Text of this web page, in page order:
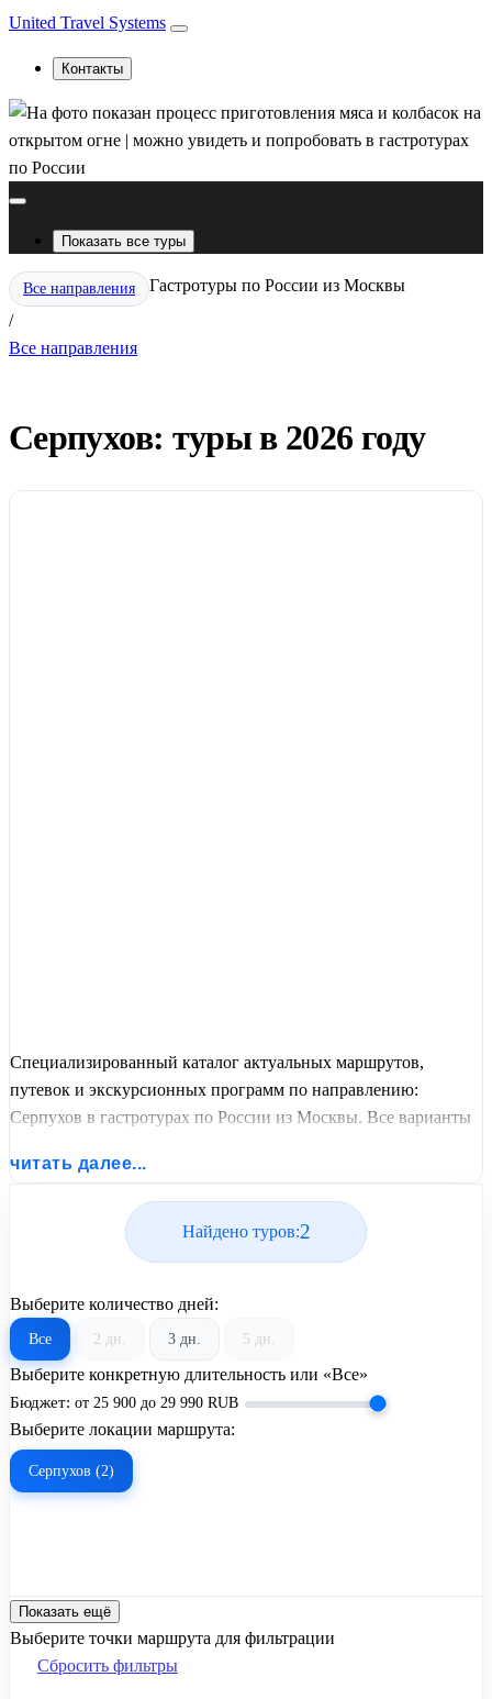
United Travel Systems
Контакты
Показать все туры
Все направления
/
Гастротуры по России из Москвы
Все направления
Серпухов: туры в 2026 году
Специализированный каталог актуальных маршрутов,
путевок и экскурсионных программ по направлению:
Серпухов в гастротурах по России из Москвы. Все варианты
автобусным проездом и актуальным графиком заездов от
United Travel Systems.
читать далее...
Найдено туров:2
Выберите количество дней:
Все 2 дн. 3 дн. 5 дн.
Выберите конкретную длительность или «Все»
Бюджет: от 25 900 до 29 990 RUB
Выберите локации маршрута:
Серпухов (2)
Показать ещё
Выберите точки маршрута для фильтрации
Сбросить фильтры